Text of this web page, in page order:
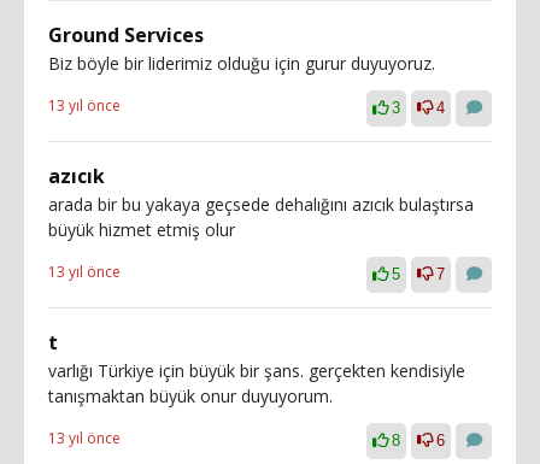
Ground Services
Biz böyle bir liderimiz olduğu için gurur duyuyoruz.
13 yıl önce 3 4
azıcık
arada bir bu yakaya geçsede dehalığını azıcık bulaştırsa
büyük hizmet etmiş olur
13 yıl önce 5 7
t
varlığı Türkiye için büyük bir şans. gerçekten kendisiyle
tanışmaktan büyük onur duyuyorum.
13 yıl önce 8 6